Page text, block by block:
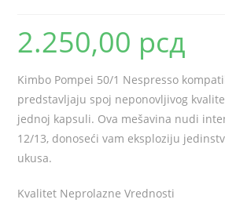
2.250,00 рсд
Kimbo Pompei 50/1 Nespresso
predstavljaju spoj neponovljivog
jednoj kapsuli. Ova mešavina nudi
12/13, donoseći vam eksploziju
ukusa.
Kvalitet Neprolazne Vrednosti